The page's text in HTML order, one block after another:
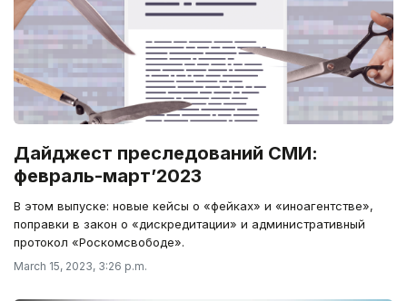
Дайджест преследований СМИ:
февраль-март’2023
В этом выпуске: новые кейсы о «фейках» и «иноагентстве»,
поправки в закон о «дискредитации» и административный
протокол «Роскомсвободе».
March 15, 2023, 3:26 p.m.